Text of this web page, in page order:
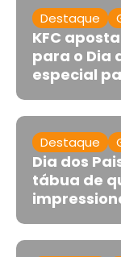
Destaque
KFC
para o Dia
especial
Destaque
Dia dos
tábua de